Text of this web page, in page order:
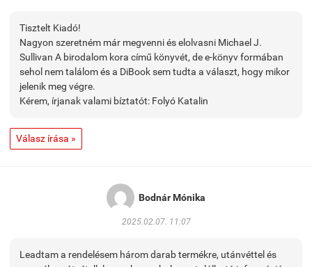
Tisztelt Kiadó!
Nagyon szeretném már megvenni és elolvasni Michael J.
Sullivan A birodalom kora című könyvét, de e-könyv formában
sehol nem találom és a DiBook sem tudta a választ, hogy mikor
jelenik meg végre.
Kérem, írjanak valami bíztatót: Folyó Katalin
Válasz írása »
Bodnár Mónika
2025.02.07. 11:07
Leadtam a rendelésem három darab termékre, utánvéttel és